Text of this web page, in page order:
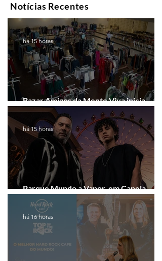
Notícias Recentes
Bazar Amigos da Mente Viva inicia
arrecadação em Gramado e Canela
há 15 horas
Parque Mundo a Vapor, em Canela,
recebe festival eletrônico em agosto
há 15 horas
há 16 horas